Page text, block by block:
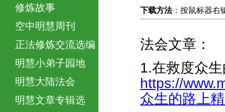
修炼故事
空中明慧周刊
正法修炼交流选编
明慧小弟子园地
明慧大陆法会
明慧文章专辑选
下载方法：按鼠标器右
法会文章：
1.在救度众
https://
众生的路上